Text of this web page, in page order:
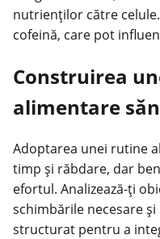
nutrienților către
cofeină, care pot
Construirea
alimentare
Adoptarea unei rutine
timp și răbdare, dar
efortul. Analizează-ți
schimbările necesare
structurat pentru a